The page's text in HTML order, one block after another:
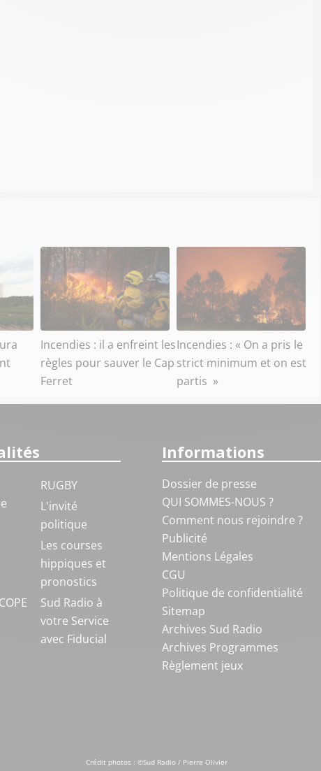
Incendies : il a enfreint les
règles pour sauver le Cap
Ferret
Incendies : « On a pris le
strict minimum et on est
partis »
RUGBY
L'invité
politique
Les courses
hippiques et
pronostics
Sud Radio à
votre Service
avec Fiducial
Informations
Dossier de presse
QUI SOMMES-NOUS ?
Comment nous rejoindre ?
Publicité
Mentions Légales
CGU
Politique de confidentialité
Sitemap
Archives Sud Radio
Archives Programmes
Règlement jeux
Crédit photos : ©Sud Radio / Pierre Olivier